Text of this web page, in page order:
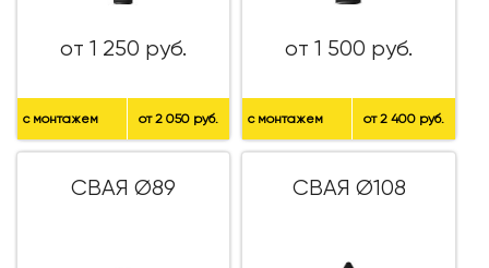
от 1 250 руб.
с монтажем от 2 050 руб.
от 1 500 руб.
с монтажем от 2 400 руб.
СВАЯ Ø89 СВАЯ Ø108